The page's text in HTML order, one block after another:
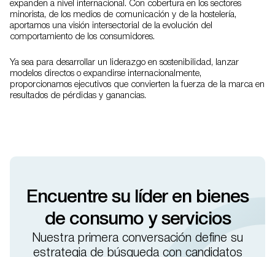
expanden a nivel internacional. Con cobertura en los sectores
minorista, de los medios de comunicación y de la hostelería,
aportamos una visión intersectorial de la evolución del
comportamiento de los consumidores.
Ya sea para desarrollar un liderazgo en sostenibilidad, lanzar
modelos directos o expandirse internacionalmente,
proporcionamos ejecutivos que convierten la fuerza de la marca en
resultados de pérdidas y ganancias.
Encuentre su líder en bienes
de consumo y servicios
Nuestra primera conversación define su
estrategia de búsqueda con candidatos